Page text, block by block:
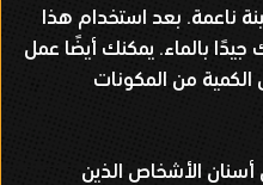
ناعمة. بعد استخدام هذا
بالماء. يمكنك أيضًا عمل
من المكونات
أسنان الأشخاص الذين